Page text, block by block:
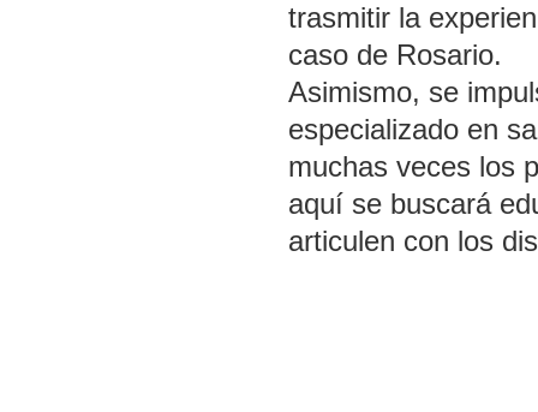
trasmitir la
caso de Rosario.
Asimismo, se
especializado en
muchas veces los
aquí se buscará
articulen con los